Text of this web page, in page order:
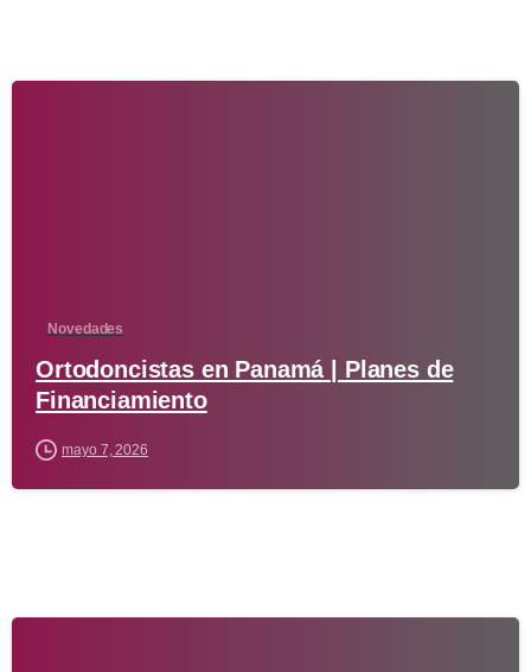
Novedades
Ortodoncistas en Panamá | Planes de
Financiamiento
mayo 7, 2026